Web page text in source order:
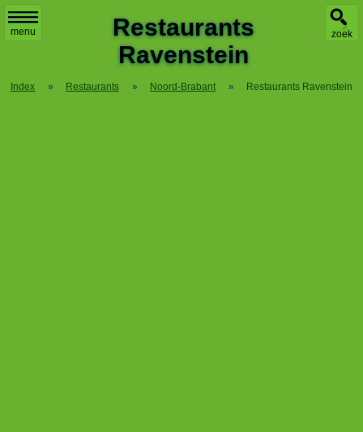
menu zoek
Restaurants
Ravenstein
Index » Restaurants » Noord-Brabant » Restaurants Ravenstein